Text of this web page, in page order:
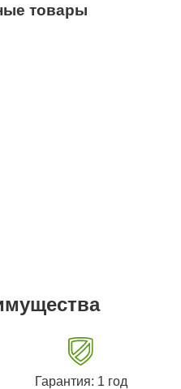
товары
Гарантия: 1 год